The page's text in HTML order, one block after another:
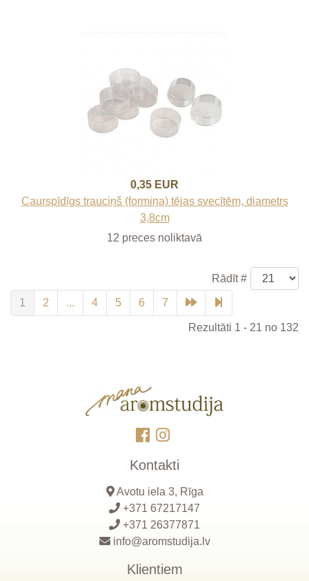
0,35 EUR
Caurspīdīgs trauciņš (formiņa) tējas svecītēm, diametrs
3,8cm
12 preces noliktavā
Rādīt #
1 2 ... 4 5 6 7
Rezultāti 1 - 21 no 132
Kontakti
Avotu iela 3, Rīga
+371 67217147
+371 26377871
info@aromstudija.lv
Klientiem